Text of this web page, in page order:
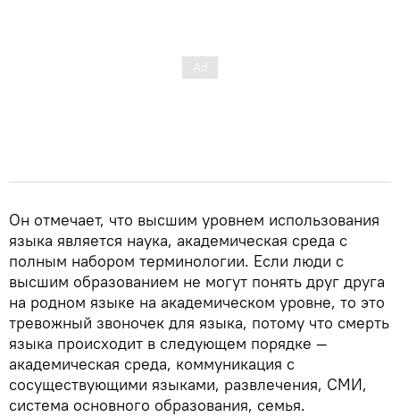
Он отмечает, что высшим уровнем использования
языка является наука, академическая среда с
полным набором терминологии. Если люди с
высшим образованием не могут понять друг друга
на родном языке на академическом уровне, то это
тревожный звоночек для языка, потому что смерть
языка происходит в следующем порядке —
академическая среда, коммуникация с
сосуществующими языками, развлечения, СМИ,
система основного образования, семья.